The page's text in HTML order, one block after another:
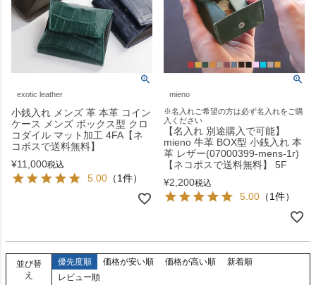
exotic leather
小銭入れ メンズ 革 本革 コイン
ケース メンズ ボックス型 クロ
コダイル マット加工 4FA【ネ
コポスで送料無料】
¥11,000税込
5.00 （1件）
mieno
※名入れご希望の方は必ず名入れをご購
入ください
【名入れ 別途購入で可能】
mieno 牛革 BOX型 小銭入れ 本
革 レザー(07000399-mens-1r)
【ネコポスで送料無料】 5F
¥2,200税込
5.00 （1件）
並び替
え
優先度順 価格が安い順 価格が高い順
新着順
レビュー順